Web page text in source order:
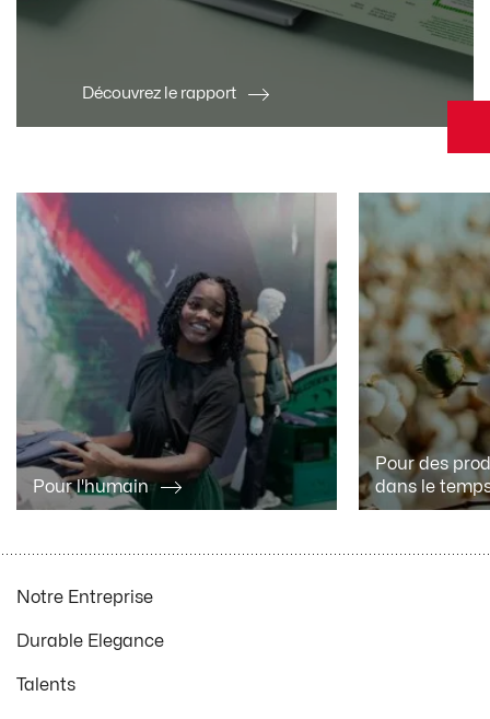
Découvrez le rapport
Pour l'humain
Pour des
dans le
Notre Entreprise
Durable Elegance
Talents